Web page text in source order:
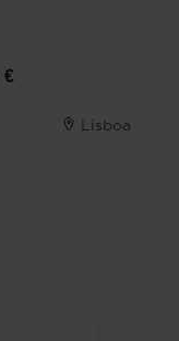
€
Lisboa